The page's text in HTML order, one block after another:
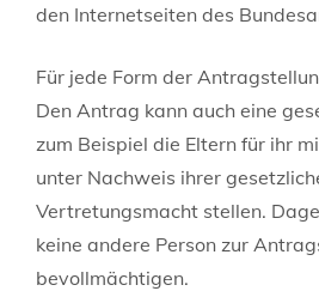
den Internetseiten des
Für jede Form der
Den Antrag kann auch eine
zum Beispiel die Eltern für ihr
unter Nachweis ihrer
Vertretungsmacht stellen.
keine andere Person zur
bevollmächtigen.